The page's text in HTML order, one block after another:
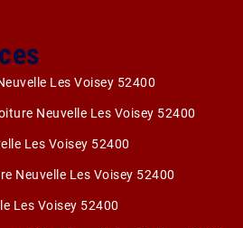
Les Voisey 52400
Neuvelle Les Voisey 52400
Les Voisey 52400
Neuvelle Les Voisey 52400
Les Voisey 52400